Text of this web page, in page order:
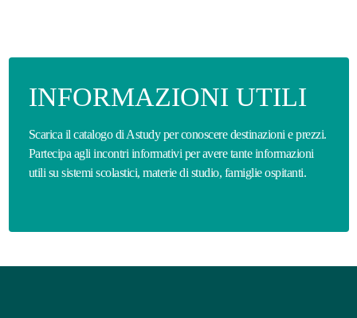
INFORMAZIONI UTILI
Scarica il catalogo di Astudy per conoscere destinazioni e prezzi.
Partecipa agli incontri informativi per avere tante informazioni
utili su sistemi scolastici, materie di studio, famiglie ospitanti.